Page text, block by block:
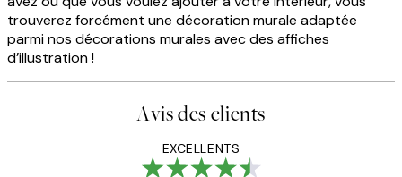
trouverez forcément une décoration murale adaptée
parmi nos décorations murales avec des affiches
d’illustration !
Avis des clients
EXCELLENTS